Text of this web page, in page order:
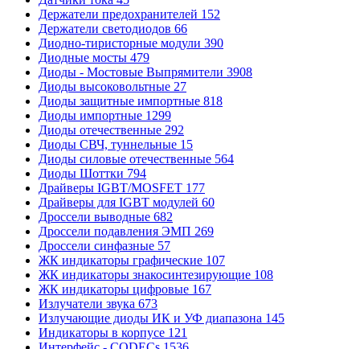
Держатели предохранителей 152
Держатели светодиодов 66
Диодно-тиристорные модули 390
Диодные мосты 479
Диоды - Мостовые Выпрямители 3908
Диоды высоковольтные 27
Диоды защитные импортные 818
Диоды импортные 1299
Диоды отечественные 292
Диоды СВЧ, туннельные 15
Диоды силовые отечественные 564
Диоды Шоттки 794
Драйверы IGBT/MOSFET 177
Драйверы для IGBT модулей 60
Дроссели выводные 682
Дроссели подавления ЭМП 269
Дроссели синфазные 57
ЖК индикаторы графические 107
ЖК индикаторы знакосинтезирующие 108
ЖК индикаторы цифровые 167
Излучатели звука 673
Излучающие диоды ИК и УФ диапазона 145
Индикаторы в корпусе 121